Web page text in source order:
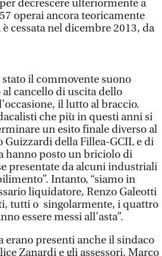
decrescere ulteriormente a
operai ancora teoricamente
cessata nel dicembre 2013, da
il commovente suono
cancello di uscita dello
il lutto al braccio.
che più in questi anni si
un esito finale diverso al
della Fillea-GCIL e di
hanno posto un briciolo di
presentate da alcuni industriali
Intanto, “siamo in
liquidatore, Renzo Galeotti
tutti o singolarmente, i quattro
essere messi all’asta”.
erano presenti anche il sindaco
Zanardi e gli assessori, Marco